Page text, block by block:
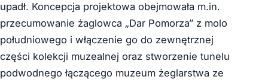
upadł. Koncepcja projektowa obejmowała m.in.
przecumowanie żaglowca „Dar Pomorza” z molo
południowego i włączenie go do zewnętrznej
części kolekcji muzealnej oraz stworzenie tunelu
podwodnego łączącego muzeum żeglarstwa ze